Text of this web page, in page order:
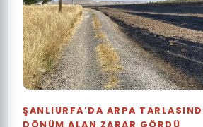
ŞANLIURFA’DA ARPA
DÖNÜM ALAN ZARAR GÖRDÜ